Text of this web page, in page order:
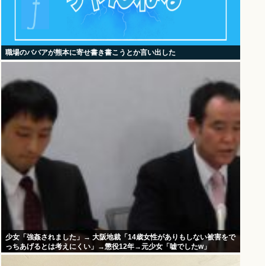
職場のババアが熊本に寄せ書き書こうとか言い出した
少女「強姦されました」→ 大阪地裁「14歳女性がありもしない被害をで
っちあげるとは考えにくい」→懲役12年→元少女「嘘でしたw」